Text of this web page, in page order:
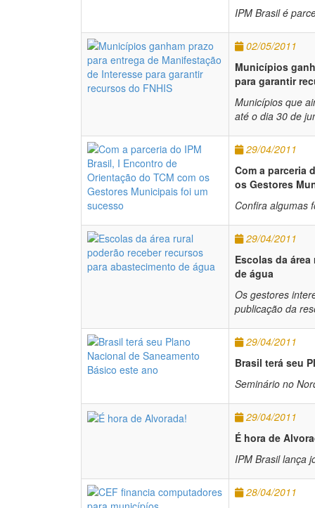
IPM Brasil é
02/05/2011
Municípios
para garantir
Municípios que
até o dia 30 de
29/04/2011
Com a parceria
os Gestores
Confira algumas
29/04/2011
Escolas da
de água
Os gestores
publicação da
29/04/2011
Brasil terá seu
Seminário no
29/04/2011
É hora de
IPM Brasil lança
28/04/2011